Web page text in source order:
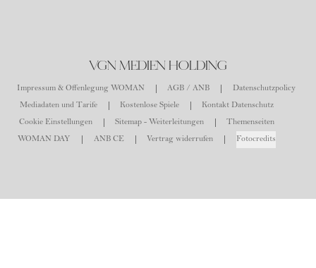
VGN MEDIEN HOLDING
Impressum & Offenlegung WOMAN AGB / ANB
Datenschutzpolicy
Mediadaten und Tarife
Kostenlose Spiele
Kontakt Datenschutz
Cookie Einstellungen
Sitemap - Weiterleitungen
Themenseiten
WOMAN DAY
ANB CE Vertrag widerrufen Fotocredits